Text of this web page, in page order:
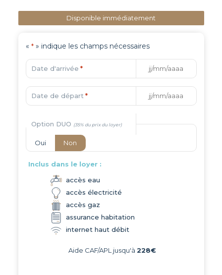
Disponible immédiatement
« *» indique les champs nécessaires
Date d'arrivée *
Date de départ *
Option DUO
Oui Non
Inclus dans le loyer :
accès eau
accès électricité
accès gaz
assurance habitation
internet haut débit
Aide CAF/APL jusqu'à 228€